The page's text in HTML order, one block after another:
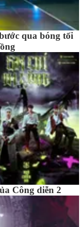
qua bóng tối
Công diễn 2